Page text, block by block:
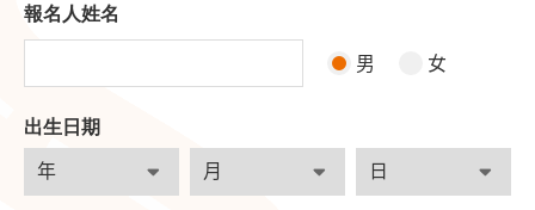
報名人姓名
男 女
出生日期